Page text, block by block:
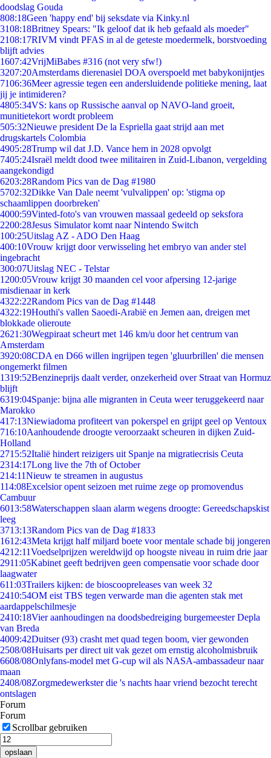
doodslag Gouda
808:18Geen 'happy end' bij seksdate via Kinky.nl
3108:18Britney Spears: "Ik geloof dat ik heb gefaald als moeder"
2108:17RIVM vindt PFAS in al de geteste moedermelk, borstvoeding
blijft advies
1607:42VrijMiBabes #316 (not very sfw!)
3207:20Amsterdams dierenasiel DOA overspoeld met babykonijntjes
7106:36Meer agressie tegen een andersluidende politieke mening, laat
jij je intimideren?
4805:34VS: kans op Russische aanval op NAVO-land groeit,
munitietekort wordt probleem
505:32Nieuwe president De la Espriella gaat strijd aan met
drugskartels Colombia
4905:28Trump wil dat J.D. Vance hem in 2028 opvolgt
7405:24Israël meldt dood twee militairen in Zuid-Libanon, vergelding
aangekondigd
6203:28Random Pics van de Dag #1980
5702:32Dikke Van Dale neemt 'vulvalippen' op: 'stigma op
schaamlippen doorbreken'
4000:59Vinted-foto's van vrouwen massaal gedeeld op seksfora
2200:28Jesus Simulator komt naar Nintendo Switch
100:25Uitslag AZ - ADO Den Haag
400:10Vrouw krijgt door verwisseling het embryo van ander stel
ingebracht
300:07Uitslag NEC - Telstar
1200:05Vrouw krijgt 30 maanden cel voor afpersing 12-jarige
misdienaar in kerk
4322:22Random Pics van de Dag #1448
4322:19Houthi's vallen Saoedi-Arabië en Jemen aan, dreigen met
blokkade olieroute
2621:30Wegpiraat scheurt met 146 km/u door het centrum van
Amsterdam
3920:08CDA en D66 willen ingrijpen tegen 'gluurbrillen' die mensen
ongemerkt filmen
1319:52Benzineprijs daalt verder, onzekerheid over Straat van Hormuz
blijft
6319:04Spanje: bijna alle migranten in Ceuta weer teruggekeerd naar
Marokko
417:13Niewiadoma profiteert van pokerspel en grijpt geel op Ventoux
716:10Aanhoudende droogte veroorzaakt scheuren in dijken Zuid-
Holland
2715:52Italië hindert reizigers uit Spanje na migratiecrisis Ceuta
2314:17Long live the 7th of October
214:11Nieuw te streamen in augustus
114:08Excelsior opent seizoen met ruime zege op promovendus
Cambuur
6013:58Waterschappen slaan alarm wegens droogte: Gereedschapskist
leeg
3713:13Random Pics van de Dag #1833
1612:43Meta krijgt half miljard boete voor mentale schade bij jongeren
4212:11Voedselprijzen wereldwijd op hoogste niveau in ruim drie jaar
2911:05Kabinet geeft bedrijven geen compensatie voor schade door
laagwater
611:03Trailers kijken: de bioscoopreleases van week 32
2410:54OM eist TBS tegen verwarde man die agenten stak met
aardappelschilmesje
2410:18Vier aanhoudingen na doodsbedreiging burgemeester Depla
van Breda
4009:42Duitser (93) crasht met quad tegen boom, vier gewonden
2508/08Huisarts per direct uit vak gezet om ernstig alcoholmisbruik
6608/08Onlyfans-model met G-cup wil als NASA-ambassadeur naar
maan
2408/08Zorgmedewerkster die 's nachts haar vriend bezocht terecht
ontslagen
Forum
Forum
Scrollbar gebruiken
opslaan